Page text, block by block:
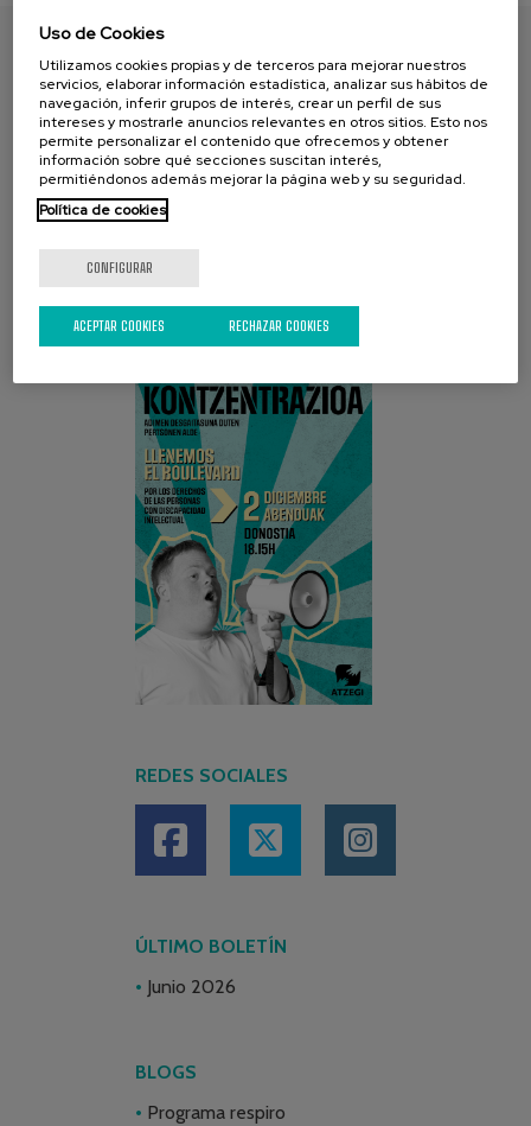
ENCUENTRA TU PAPEL
CAMPAŃA ACTUAL
REDES SOCIALES
ÚLTIMO BOLETÍN
Junio 2026
BLOGS
Programa respiro
Uso de Cookies
Utilizamos cookies propias y de terceros para mejorar nuestros
servicios, elaborar información estadística, analizar sus hábitos de
navegación, inferir grupos de interés, crear un perfil de sus
intereses y mostrarle anuncios relevantes en otros sitios. Esto nos
permite personalizar el contenido que ofrecemos y obtener
información sobre qué secciones suscitan interés,
permitiéndonos además mejorar la página web y su seguridad.
Política de cookies
CONFIGURAR
RECHAZAR COOKIES
ACEPTAR COOKIES